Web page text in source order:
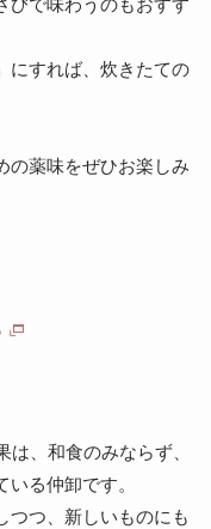
びで味わうのもおすす
にすれば、炊きたての
の薬味をぜひお楽しみ
、和食のみならず、
る仲卸です。
つつ、新しいものにも